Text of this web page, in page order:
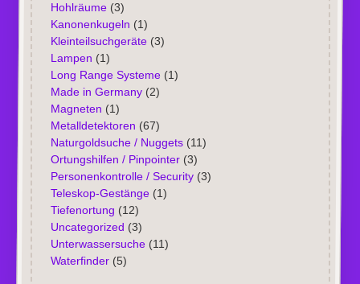
Hohlräume(3)
Kanonenkugeln (1)
Kleinteilsuchgeräte(3)
Lampen (1)
Long Range Systeme(1)
Made in Germany(2)
Magneten (1)
Metalldetektoren (67)
Naturgoldsuche / Nuggets(11)
Ortungshilfen / Pinpointer(3)
Personenkontrolle / Security(3)
Teleskop-Gestänge(1)
Tiefenortung (12)
Uncategorized (3)
Unterwassersuche(11)
Waterfinder(5)